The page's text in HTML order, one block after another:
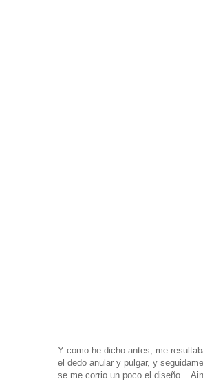
Y como he dicho antes, me
el dedo anular y pulgar, y
se me corrio un poco el diseño...